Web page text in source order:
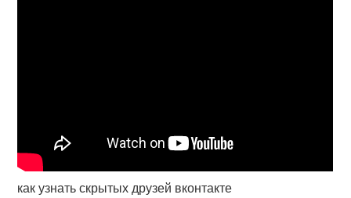
как узнать скрытых друзей вконтакте